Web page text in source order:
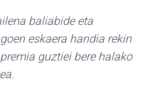
baliabide eta
eskaera handia rekin
guztiei bere halako